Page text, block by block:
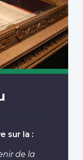
sur la :
de la